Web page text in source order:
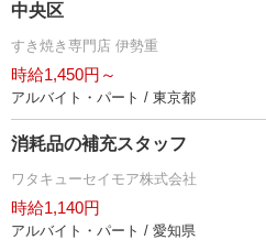
中央区
すき焼き専門店 伊勢重
時給1,450円～
アルバイト・パート / 東京都
消耗品の補充スタッフ
ワタキューセイモア株式会社
時給1,140円
アルバイト・パート / 愛知県